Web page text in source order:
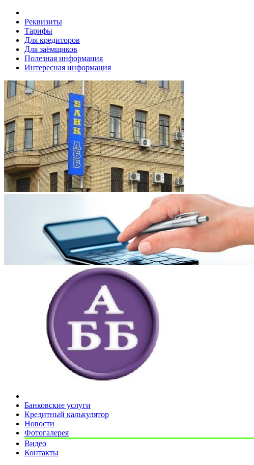
Реквизиты
Тарифы
Для кредиторов
Для заёмщиков
Полезная информация
Интересная информация
Банковские услуги
Кредитный калькулятор
Новости
Фотогалерея
Видео
Контакты